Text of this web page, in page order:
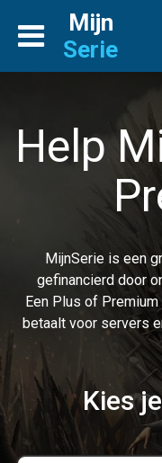
Mijn
Serie
Help
MijnSerie is een
gefinancierd door
Een Plus of
betaalt voor servers
Kies